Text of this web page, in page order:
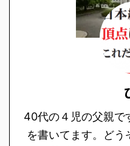
40代の４児の父親で
を書いてます。どう